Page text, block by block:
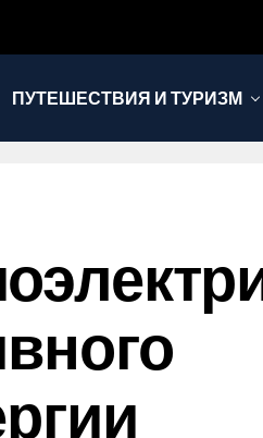
ПУТЕШЕСТВИЯ И ТУРИЗМ